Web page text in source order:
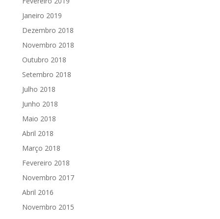
Janeiro 2019
Dezembro 2018
Novembro 2018
Outubro 2018
Setembro 2018
Julho 2018
Junho 2018
Maio 2018
Abril 2018
Março 2018
Fevereiro 2018
Novembro 2017
Abril 2016
Novembro 2015